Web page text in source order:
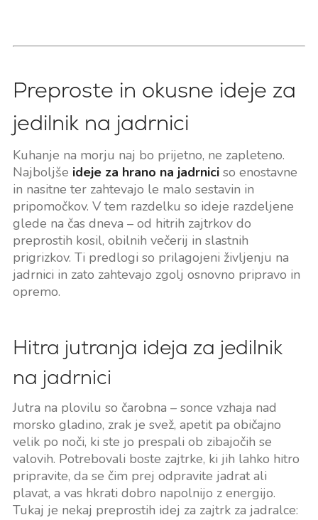
Preproste in okusne ideje za
jedilnik na jadrnici
Kuhanje na morju naj bo prijetno, ne zapleteno.
Najboljše ideje za hrano na jadrniciso enostavne
in nasitne ter zahtevajo le malo sestavin in
pripomočkov. V tem razdelku so ideje razdeljene
glede na čas dneva – od hitrih zajtrkov do
preprostih kosil, obilnih večerij in slastnih
prigrizkov. Ti predlogi so prilagojeni življenju na
jadrnici in zato zahtevajo zgolj osnovno pripravo in
opremo.
Hitra jutranja ideja za jedilnik
na jadrnici
Jutra na plovilu so čarobna – sonce vzhaja nad
morsko gladino, zrak je svež, apetit pa običajno
velik po noči, ki ste jo prespali ob zibajočih se
valovih. Potrebovali boste zajtrke, ki jih lahko hitro
pripravite, da se čim prej odpravite jadrat ali
plavat, a vas hkrati dobro napolnijo z energijo.
Tukaj je nekaj preprostih idej za zajtrk za jadralce: